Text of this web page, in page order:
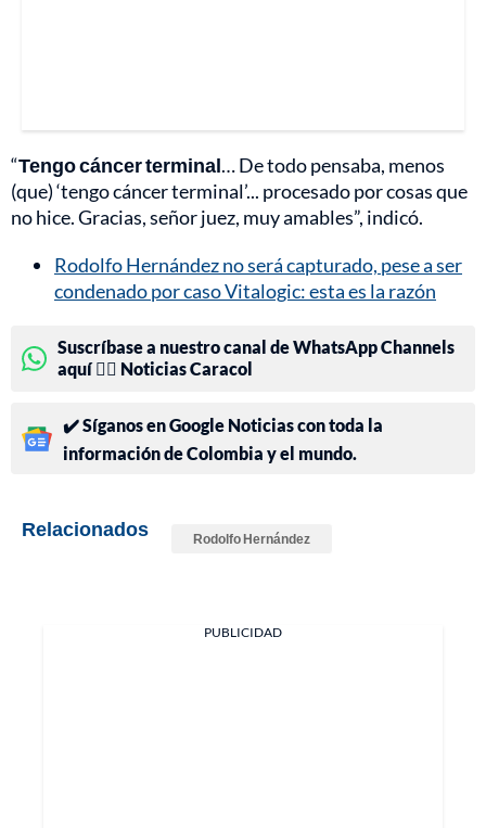
“Tengo cáncer terminal… De todo pensaba, menos
(que) ‘tengo cáncer terminal’... procesado por cosas que
no hice. Gracias, señor juez, muy amables”, indicó.
Rodolfo Hernández no será capturado, pese a ser
condenado por caso Vitalogic: esta es la razón
Suscríbase a nuestro canal de WhatsApp Channels
aquí 👉🏻 Noticias Caracol
✔️ Síganos en Google Noticias con toda la
información de Colombia y el mundo.
Relacionados Rodolfo Hernández
PUBLICIDAD